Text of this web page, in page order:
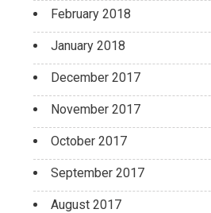
February 2018
January 2018
December 2017
November 2017
October 2017
September 2017
August 2017